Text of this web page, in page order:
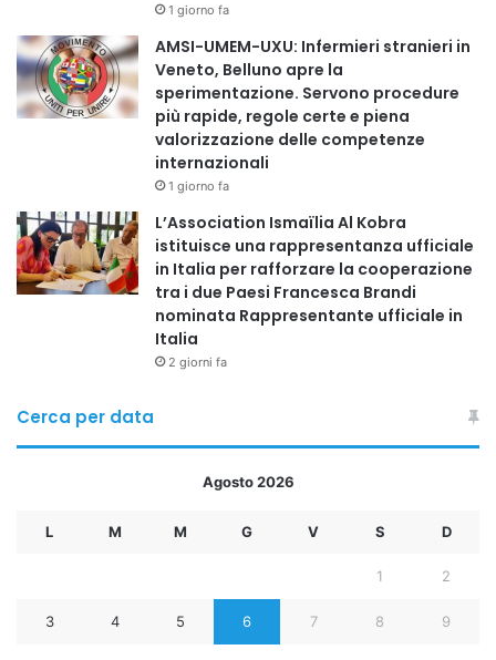
1 giorno fa
AMSI-UMEM-UXU: Infermieri stranieri in
Veneto, Belluno apre la
sperimentazione. Servono procedure
più rapide, regole certe e piena
valorizzazione delle competenze
internazionali
1 giorno fa
L’Association Ismaïlia Al Kobra
istituisce una rappresentanza ufficiale
in Italia per rafforzare la cooperazione
tra i due Paesi Francesca Brandi
nominata Rappresentante ufficiale in
Italia
2 giorni fa
Cerca per data
Agosto 2026
L M M G V S D
1 2
3 4 5 6 7 8 9